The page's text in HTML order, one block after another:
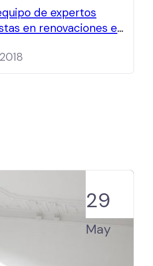
de expertos
en renovaciones en
29
May